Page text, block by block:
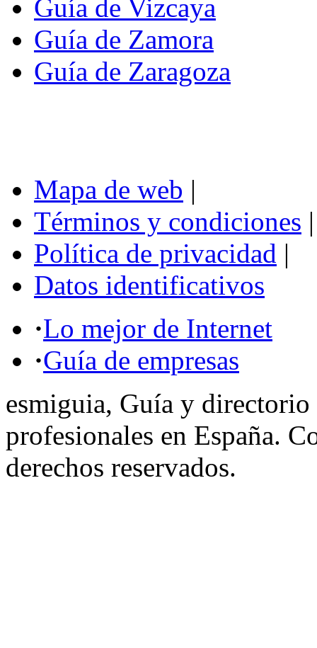
Guía de Vizcaya
Guía de Zamora
Guía de Zaragoza
Mapa de web |
Términos y condiciones |
Política de privacidad |
Datos identificativos
·Lo mejor de Internet
·Guía de empresas
esmiguia, Guía y directorio
profesionales en España.
derechos reservados.